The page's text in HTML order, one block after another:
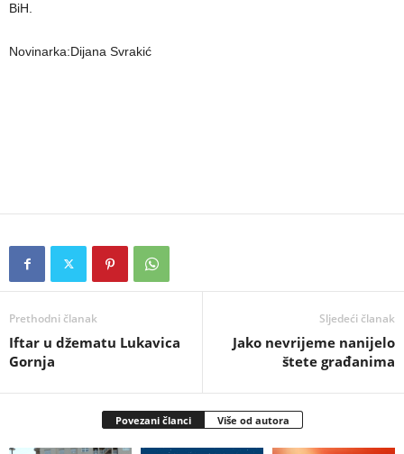
BiH.
Novinarka:Dijana Svrakić
Prethodni članak
Iftar u džematu Lukavica
Gornja
Sljedeći članak
Jako nevrijeme nanijelo
štete građanima
Povezani članci Više od autora